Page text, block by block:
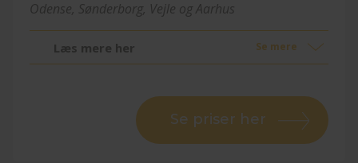
Odense, Sønderborg, Vejle og Aarhus
Se mere
Læs mere her
Se priser her